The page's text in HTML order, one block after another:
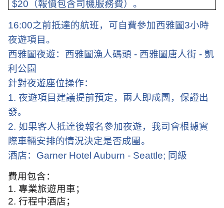
$20 （報價包含司機服務費）。
16:00之前抵達的航班，可自費參加西雅圖3小時
夜遊項目。
西雅圖夜遊：西雅圖漁人碼頭 - 西雅圖唐人街 - 凱
利公園
針對夜遊座位操作：
1. 夜遊項目建議提前預定，兩人即成團，保證出
發。
2. 如果客人抵達後報名參加夜遊，我司會根據實
際車輛安排的情況決定是否成團。
酒店： Garner Hotel Auburn - Seattle; 同級
費用包含：
1. 專業旅遊用車；
2. 行程中酒店；